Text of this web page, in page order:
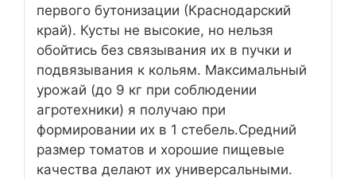
первого бутонизации (Краснодарский
край). Кусты не высокие, но нельзя
обойтись без связывания их в пучки и
подвязывания к кольям. Максимальный
урожай (до 9 кг при соблюдении
агротехники) я получаю при
формировании их в 1 стебель.Средний
размер томатов и хорошие пищевые
качества делают их универсальными.